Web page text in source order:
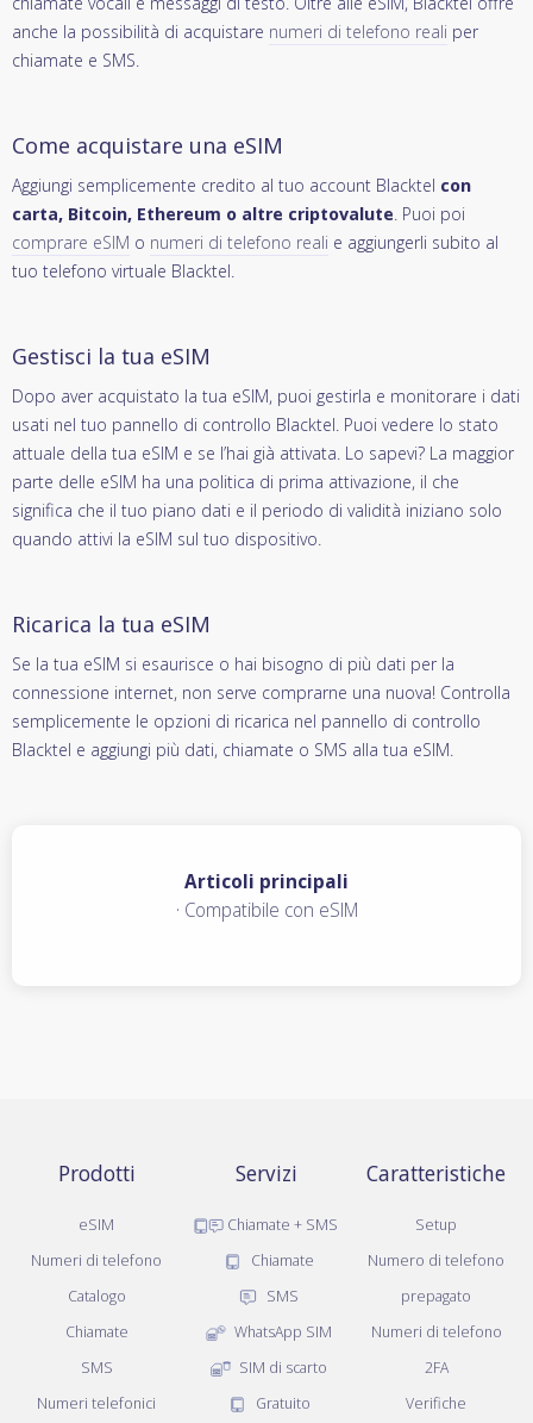
anche la possibilità di acquistare numeri di telefono reali per
chiamate e SMS.
Come acquistare una eSIM
Aggiungi semplicemente credito al tuo account Blacktel con
carta, Bitcoin, Ethereum o altre criptovalute. Puoi poi
comprare eSIM o numeri di telefono reali e aggiungerli subito al
tuo telefono virtuale Blacktel.
Gestisci la tua eSIM
Dopo aver acquistato la tua eSIM, puoi gestirla e monitorare i dati
usati nel tuo pannello di controllo Blacktel. Puoi vedere lo stato
attuale della tua eSIM e se l’hai già attivata. Lo sapevi? La maggior
parte delle eSIM ha una politica di prima attivazione, il che
significa che il tuo piano dati e il periodo di validità iniziano solo
quando attivi la eSIM sul tuo dispositivo.
Ricarica la tua eSIM
Se la tua eSIM si esaurisce o hai bisogno di più dati per la
connessione internet, non serve comprarne una nuova! Controlla
semplicemente le opzioni di ricarica nel pannello di controllo
Blacktel e aggiungi più dati, chiamate o SMS alla tua eSIM.
Articoli principali
· Compatibile con eSIM
Prodotti
eSIM
Numeri di telefono
Catalogo
Chiamate
SMS
Numeri telefonici
Servizi
Chiamate + SMS
Chiamate
SMS
WhatsApp SIM
SIM di scarto
Gratuito
Caratteristiche
Setup
Numero di telefono
prepagato
Numeri di telefono
2FA
Verifiche